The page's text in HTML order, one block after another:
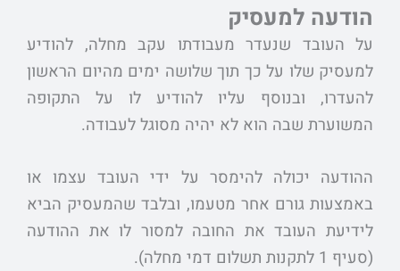
הודעה למעסיק
על העובד שנעדר מעבודתו עקב מחלה, להודיע
למעסיק שלו על כך תוך שלושה ימים מהיום הראשון
להעדרו, ובנוסף עליו להודיע לו על התקופה
המשוערת שבה הוא לא יהיה מסוגל לעבודה.
ההודעה יכולה להימסר על ידי העובד עצמו או
באמצעות גורם אחר מטעמו, ובלבד שהמעסיק הביא
לידיעת העובד את החובה למסור לו את ההודעה
(סעיף 1 לתקנות תשלום דמי מחלה).